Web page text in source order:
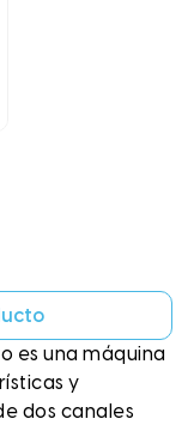
es una máquina
y
dos canales